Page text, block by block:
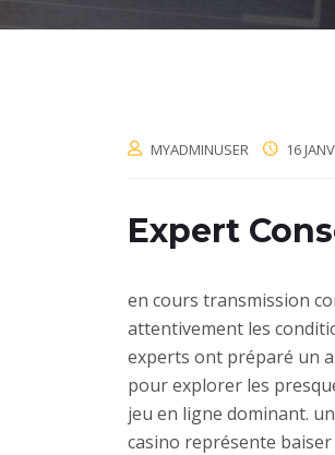
MYADMINUSER 16
Expert
en cours transmission
attentivement les
experts ont préparé un
pour explorer les
jeu en ligne dominant.
casino représente